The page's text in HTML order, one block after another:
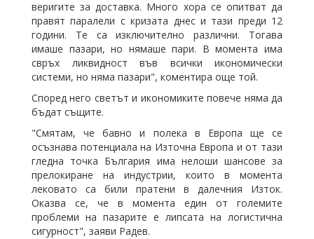
веригите за доставка. Много хора се опитват да
правят паралели с кризата днес и тази преди 12
години. Те са изключително различни. Тогава
имаше пазари, но нямаше пари. В момента има
свръх ликвидност във всички икономически
системи, но няма пазари", коментира още той.
Според него светът и икономиките повече няма да
бъдат същите.
"Смятам, че бавно и полека в Европа ще се
осъзнава потенциала на Източна Европа и от тази
гледна точка България има нелоши шансове за
прелокиране на индустрии, които в момента
лековато са били пратени в далечния Изток.
Оказва се, че в момента един от големите
проблеми на пазарите е липсата на логистична
сигурност", заяви Радев.